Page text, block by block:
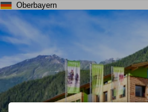
Oberbayern